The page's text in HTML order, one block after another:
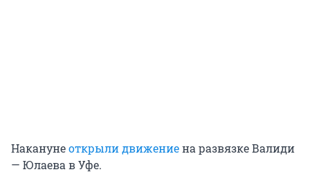
Наканунеоткрыли движениена развязке Валиди
— Юлаева в Уфе.